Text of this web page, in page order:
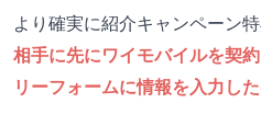
より確実に紹介キャンペーン
相手に先にワイモバイルを契
リーフォームに情報を入力し